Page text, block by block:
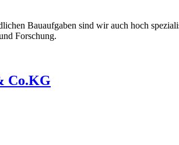
Bauaufgaben sind wir auch hoch
Forschung.
Co.KG